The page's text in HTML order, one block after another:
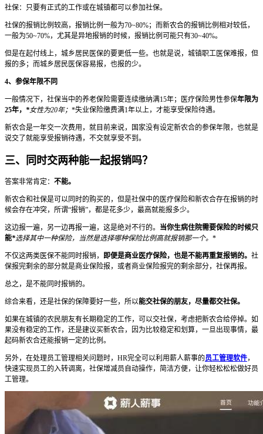
社保：只要有正式的工作或在城镇都可以参加社保。
社保的报销比例较高，报销比例一般为70~80%；而新农合的报销比例相对较低，
一般为50~70%，尤其是异地报销的时候，报销比例可能只有30~40%。
但是在起付线上，城乡居民医保的要更低一些。也就是说，城镇职工医保难报，但
报的多；而城乡居民医保容易报，也报的少。
4、参保年限不同
一般情况下，社保当中的养老保险需要连续缴纳满15年；医疗保险男性参保年限为
25年， *女性为20年； *失业保险缴费满1年以上，才能享受保险待遇。
新农合是一年交一次费用，就目前来说，国家没有设定新农合的参保年限，也就是
说交了就能享受报销待遇，不交就享受不到。
三、同时交两种能一起报销吗？
答案非常肯定： 不能。
新农合和社保是可以同时的购买的，但是社保中的医疗保险和新农合存在报销的时
候会存在冲突，所谓“报销”，都是花多少，最高就能报多少。
这边报一遍，另一边再报一遍，这是绝对不行的。 当你生病住院需要保险的时候只
能*选择其中一种保险，当然是选择哪种保险比例高就报销那一个。 *
不仅这两类医保不能同时报销， 即便是商业医疗保险，也是不能再重复报销的。 社
保报完剩余的部分就是商业保险报，或者商业保险报完的剩余部分，社保再报。
总之，是不能同时报销的。
综合来看，还是社保的保障要好一些，所以能交社保的朋友，尽量都交社保。
如果在城镇的农民朋友有长期稳定的工作，可以交社保，考虑把新农合给停掉。如
果没有稳定的工作，还是建议买新农合，因为比较稳定和划算，一旦出现事情，最
起码新农合还能报销一定的比例。
另外，在处理员工管理相关问题时，HR完全可以利用薪人薪事的员工管理软件，
快速实现员工的入转调离，社保增减员自动操作，简洁方便，让你轻松松松做好员
工管理。